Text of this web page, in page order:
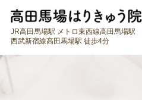
JR高田馬場駅 メトロ東西線高田馬場駅
西武新宿線高田馬場駅 徒歩4分